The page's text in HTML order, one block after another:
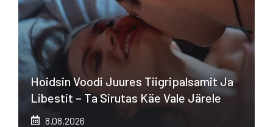
Hoidsin Voodi Juures Tiigripalsamit Ja
Libestit – Ta Sirutas Käe Vale Järele
8.08.2026